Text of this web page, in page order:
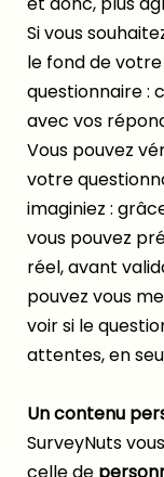
Si vous
le fond de
questionnaire :
avec vos
Vous pouvez
votre
imaginiez :
vous pouvez
réel, avant
pouvez vous
voir si le
attentes, en
Un contenu
SurveyNuts